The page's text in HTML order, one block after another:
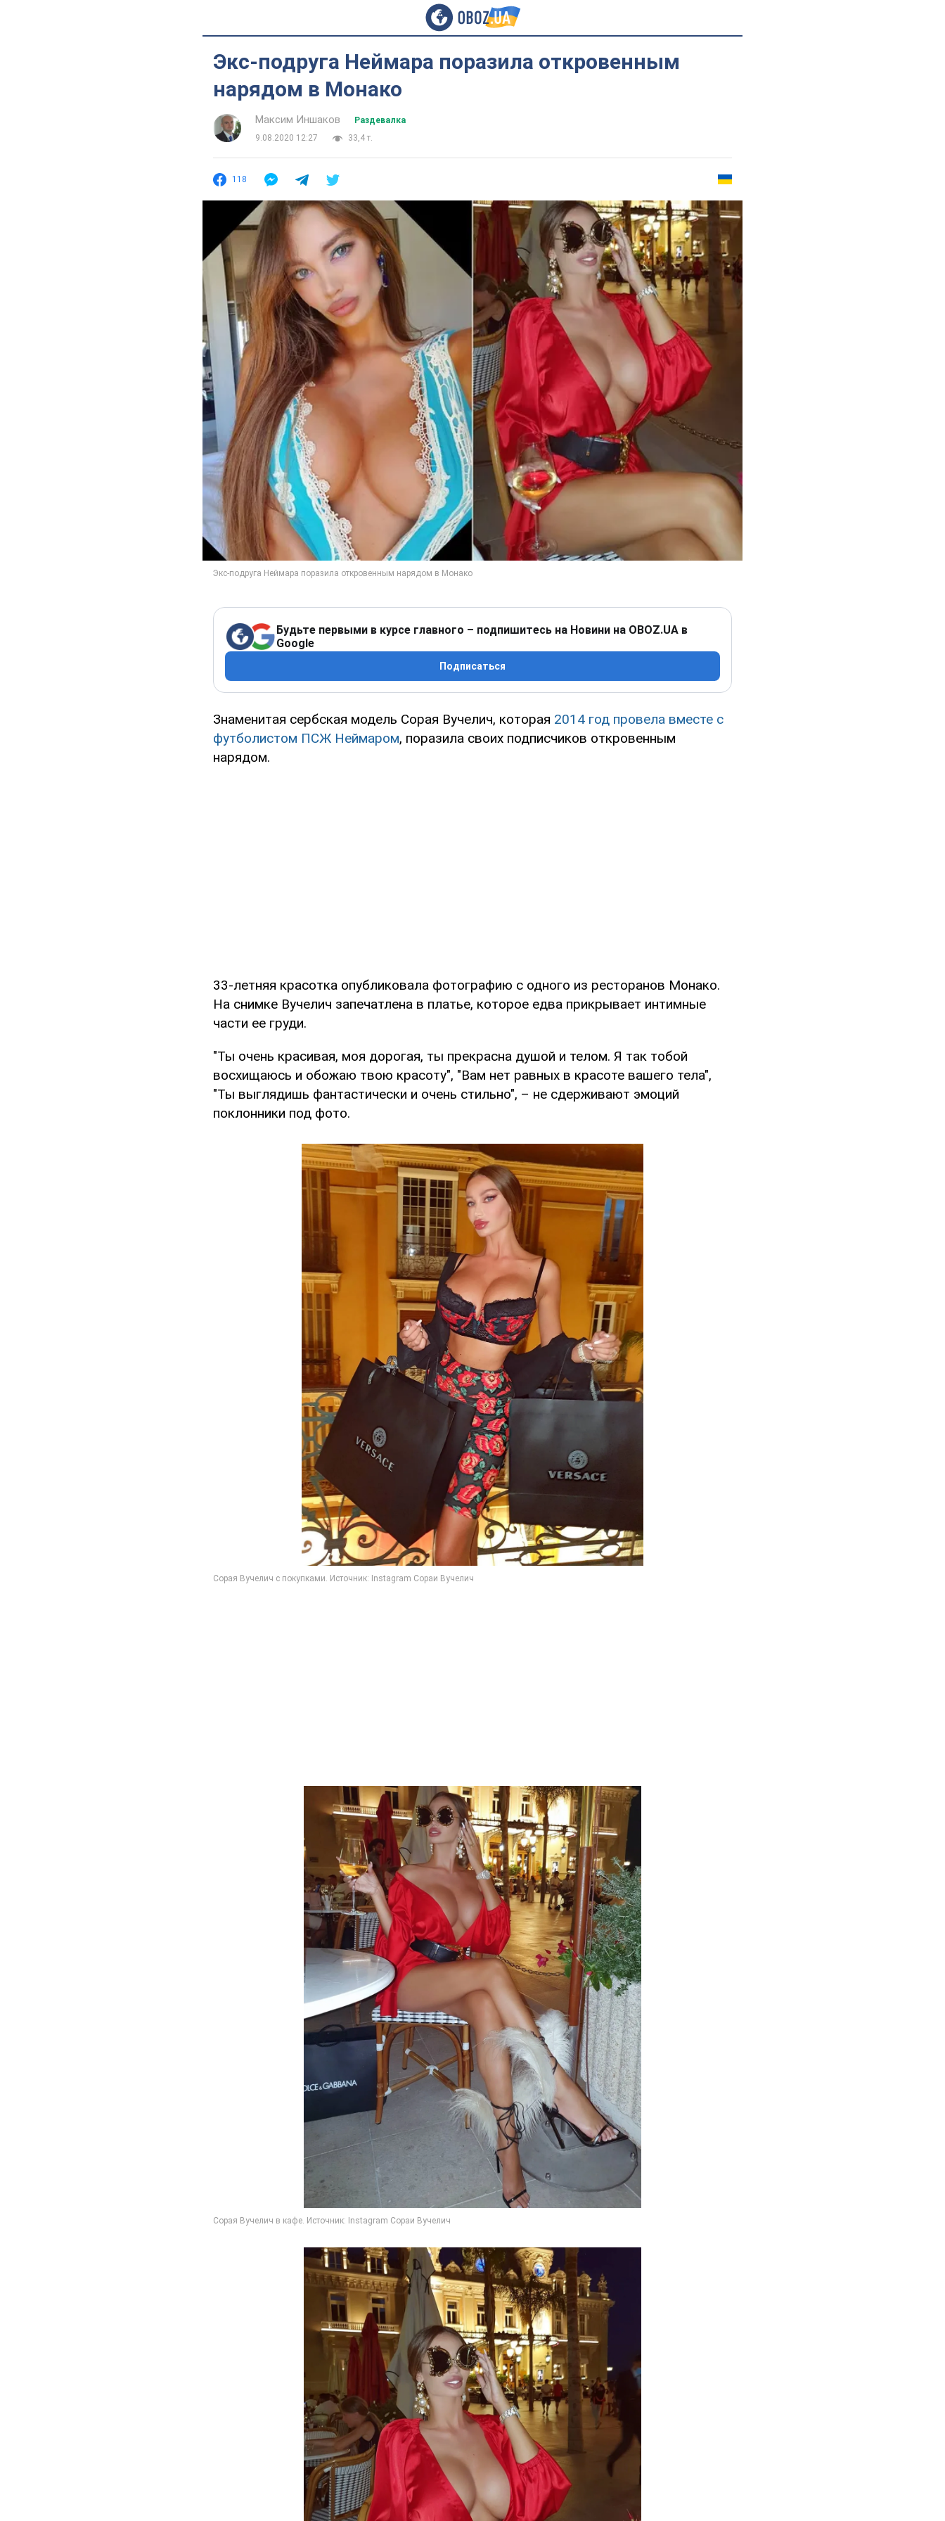
Экс-подруга Неймара поразила откровенным
нарядом в Монако
Максим Иншаков
Раздевалка
9.08.2020 12:27
33,4 т.
118
Будьте первыми в курсе главного – подпишитесь на Новини на OBOZ.UA в
Google
Подписаться
Знаменитая сербская модель Сорая Вучелич, которая 2014 год провела вместе с
футболистом ПСЖ Неймаром, поразила своих подписчиков откровенным
нарядом.
33-летняя красотка опубликовала фотографию с одного из ресторанов Монако.
На снимке Вучелич запечатлена в платье, которое едва прикрывает интимные
части ее груди.
"Ты очень красивая, моя дорогая, ты прекрасна душой и телом. Я так тобой
восхищаюсь и обожаю твою красоту", "Вам нет равных в красоте вашего тела",
"Ты выглядишь фантастически и очень стильно", – не сдерживают эмоций
поклонники под фото.